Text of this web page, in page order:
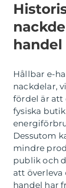
handel
Hållbar e-
nackdelar,
fördel är att
fysiska
Dessutom
mindre
publik och
att överleva
handel har